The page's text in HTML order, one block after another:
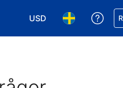
USD
Välj valuta. Din
Välj språk.
Få